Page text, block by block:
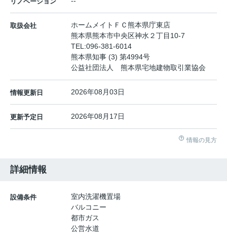
取扱会社
ホームメイトＦＣ熊本県庁東店
熊本県熊本市中央区神水２丁目10-7
TEL:096-381-6014
熊本県知事 (3) 第4994号
公益社団法人 熊本県宅地建物取引業協会
情報更新日 2026年08月03日
更新予定日 2026年08月17日
情報の見方
詳細情報
設備条件
室内洗濯機置場
バルコニー
都市ガス
公営水道